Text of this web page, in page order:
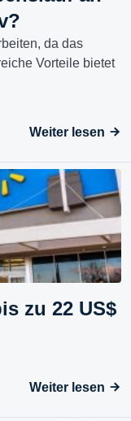
da das
Vorteile bietet
Weiter lesen
zu 22 US$
Weiter lesen